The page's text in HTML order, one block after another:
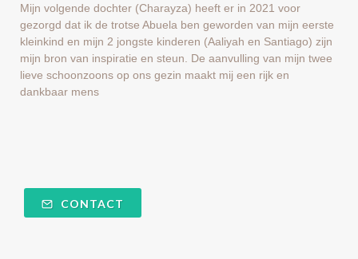
Mijn volgende dochter (Charayza) heeft er in 2021 voor
gezorgd dat ik de trotse Abuela ben geworden van mijn eerste
kleinkind en mijn 2 jongste kinderen (Aaliyah en Santiago) zijn
mijn bron van inspiratie en steun. De aanvulling van mijn twee
lieve schoonzoons op ons gezin maakt mij een rijk en
dankbaar mens
CONTACT